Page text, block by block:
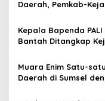
i
p
o
s
Daerah, Pemkab-
Pendampingan Hukum
Kepala Bapenda PALI
Bantah Ditangkap
Muara Enim Satu-
Daerah di Sumsel